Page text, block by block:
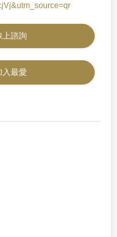
上諮詢
入最愛